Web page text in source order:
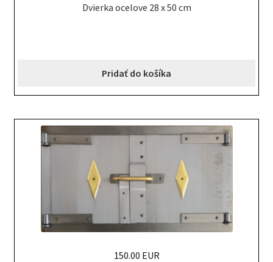
Dvierka ocelove 28 x 50 cm
Pridať do košíka
150.00 EUR